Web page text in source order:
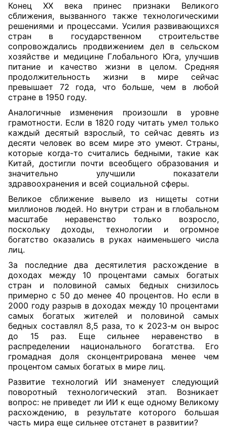
Конец XX века принес признаки Великого
сближения, вызванного также технологическими
решениями и процессами. Усилия развивающихся
стран в государственном строительстве
сопровождались продвижением дел в сельском
хозяйстве и медицине Глобального Юга, улучшив
питание и качество жизни в целом. Средняя
продолжительность жизни в мире сейчас
превышает 72 года, что больше, чем в любой
стране в 1950 году.
Аналогичные изменения произошли в уровне
грамотности. Если в 1820 году читать умел только
каждый десятый взрослый, то сейчас девять из
десяти человек во всем мире это умеют. Страны,
которые когда-то считались бедными, такие как
Китай, достигли почти всеобщего образования и
значительно улучшили показатели
здравоохранения и всей социальной сферы.
Великое сближение вывело из нищеты сотни
миллионов людей. Но внутри стран и в глобальном
масштабе неравенство только возросло,
поскольку доходы, технологии и огромное
богатство оказались в руках наименьшего числа
лиц.
За последние два десятилетия расхождение в
доходах между 10 процентами самых богатых
стран и половиной самых бедных снизилось
примерно с 50 до менее 40 процентов. Но если в
2000 году разрыв в доходах между 10 процентами
самых богатых жителей и половиной самых
бедных составлял 8,5 раза, то к 2023-м он вырос
до 15 раз. Еще сильнее неравенство в
распределении национального богатства. Его
громадная доля сконцентрирована менее чем
процентом самых богатых в мире лиц.
Развитие технологий ИИ знаменует следующий
поворотный технологический этап. Возникает
вопрос: не приведет ли ИИ к еще одному Великому
расхождению, в результате которого большая
часть мира еще сильнее отстанет в развитии?